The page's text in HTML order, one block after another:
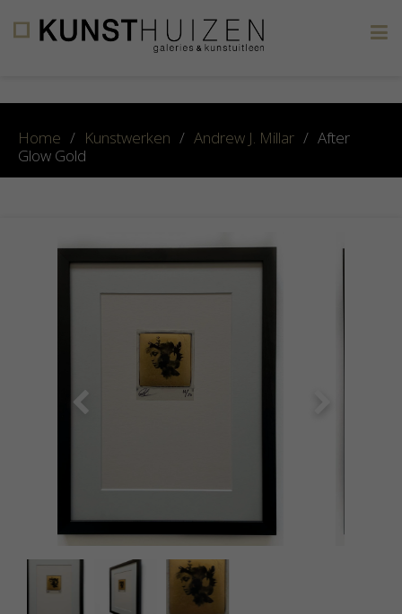
Home / Kunstwerken / Andrew J. Millar / After
Glow Gold
Kunsthuizen